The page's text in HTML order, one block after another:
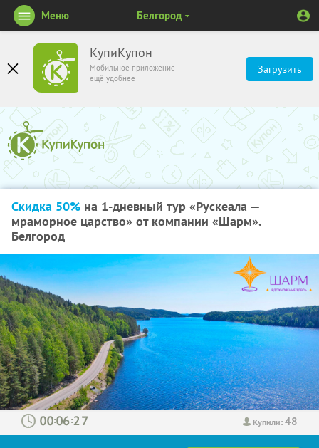
КупиКупон
Мобильное приложение
ещё удобнее
Загрузить
Меню Белгород
Скидка 50% на 1-дневный тур «Рускеала —
мраморное царство» от компании «Шарм».
Белгород
Купили:48
: :